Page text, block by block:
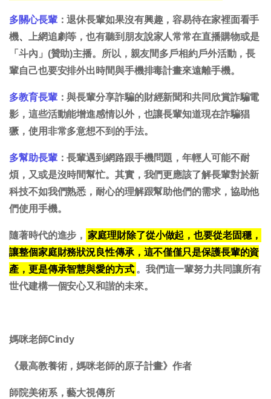
多關心長輩：退休長輩如果沒有興趣，容易待在家裡面看手
機、
上網追劇等，也有聽到朋友說家人常常在直播購物或是
「斗內」(贊助)主播。所以，親友間多戶相約戶外活動，長
輩自己也要安排外出時間與手機排毒計畫來遠離手機。
多教育長輩：與長輩分享詐騙的財經新聞和共同欣賞詐騙電
影，這些活動能增進感情以外，也讓長輩知道現在詐騙猖
獗，使用非常多意想不到的手法。
多幫助長輩：長輩遇到網路跟手機問題，年輕人可能不耐
煩，又或是沒時間幫忙。其實，我們更應該了解長輩對於新
科技不如我們熟悉，耐心的理解跟幫助他們的需求，協助他
們使用手機。
隨著時代的進步， 家庭理財除了從小做起，也要從老固穩，
讓整個家庭財務狀況良性傳承，這不僅僅只是保護長輩的資
產，更是傳承智慧與愛的方式 。我們這一輩努力共同讓所有
世代建構一個安心又和諧的未來。
媽咪老師Cindy
《最高教養術，媽咪老師的原子計畫》作者
師院美術系，藝大視傳所